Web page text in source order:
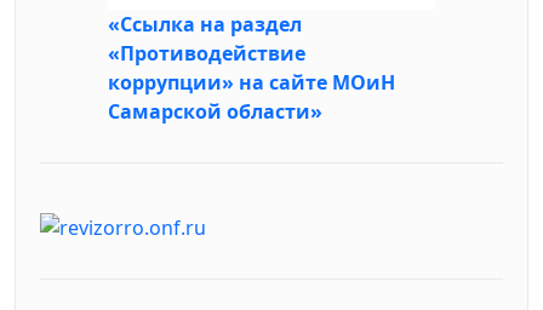
«Ссылка на раздел
«Противодействие
коррупции» на сайте МОиН
Самарской области»